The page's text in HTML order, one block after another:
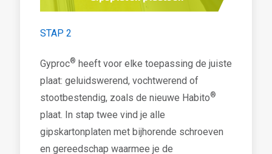
STAP 2
Gyproc® heeft voor elke toepassing de juiste
plaat: geluidswerend, vochtwerend of
stootbestendig, zoals de nieuwe Habito®
plaat. In stap twee vind je alle
gipskartonplaten met bijhorende schroeven
en gereedschap waarmee je de